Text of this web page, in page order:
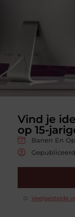
Vind je
op 15-
Banen En
Veelgestelde